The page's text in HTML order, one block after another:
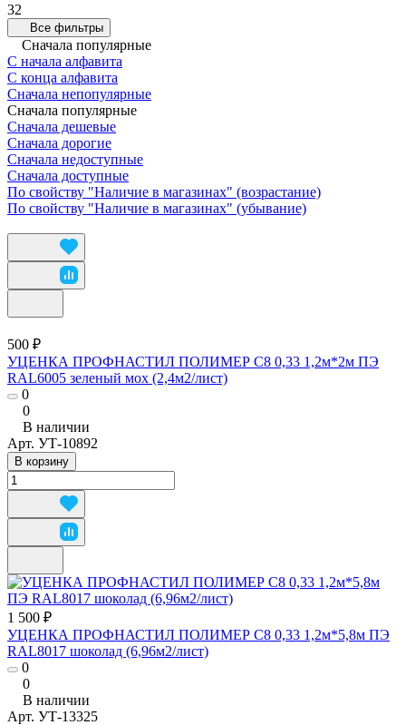
32
Все фильтры
Сначала популярные
С начала алфавита
С конца алфавита
Сначала непопулярные
Сначала популярные
Сначала дешевые
Сначала дорогие
Сначала недоступные
Сначала доступные
По свойству "Наличие в магазинах" (возрастание)
По свойству "Наличие в магазинах" (убывание)
500 ₽
УЦЕНКА ПРОФНАСТИЛ ПОЛИМЕР С8 0,33 1,2м*2м ПЭ
RAL6005 зеленый мох (2,4м2/лист)
0
0
В наличии
Арт. УТ-10892
В корзину
1 500 ₽
УЦЕНКА ПРОФНАСТИЛ ПОЛИМЕР С8 0,33 1,2м*5,8м ПЭ
RAL8017 шоколад (6,96м2/лист)
0
0
В наличии
Арт. УТ-13325